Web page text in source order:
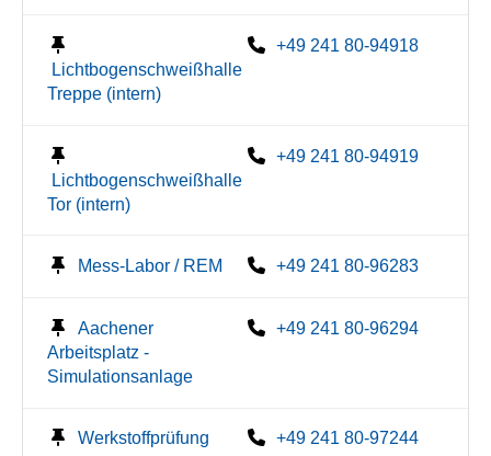
Lichtbogenschweißhalle
Treppe (intern)
+49 241 80-94918
Lichtbogenschweißhalle
Tor (intern)
+49 241 80-94919
Mess-Labor / REM +49 241 80-96283
Aachener
Arbeitsplatz -
Simulationsanlage
+49 241 80-96294
Werkstoffprüfung +49 241 80-97244